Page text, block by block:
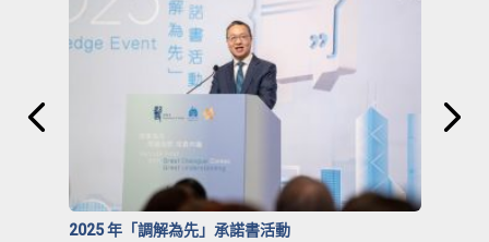
2025 年「調解為先」承諾書活動